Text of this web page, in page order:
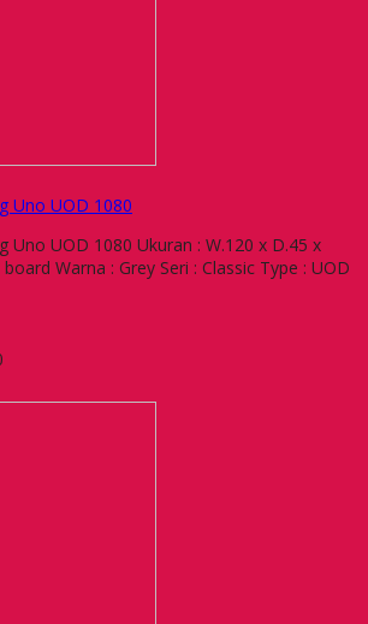
Uno UOD 1080
Uno UOD 1080 Ukuran : W.120 x D.45 x
Warna : Grey Seri : Classic Type : UOD